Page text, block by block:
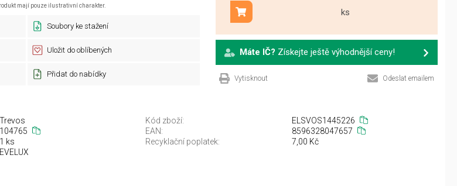
mají pouze ilustrativní charakter.
Soubory ke stažení
Uložit do oblíbených
Přidat do nabídky
ks
Přidat do košíku
Máte IČ? Získejte ještě výhodnější ceny!
Vytisknout Odeslat emailem
Trevos Kód zboží:
ELSVOS1445226
104765 EAN:
8596328047657
1 ks Recyklační poplatek:
7,00 Kč
EVELUX